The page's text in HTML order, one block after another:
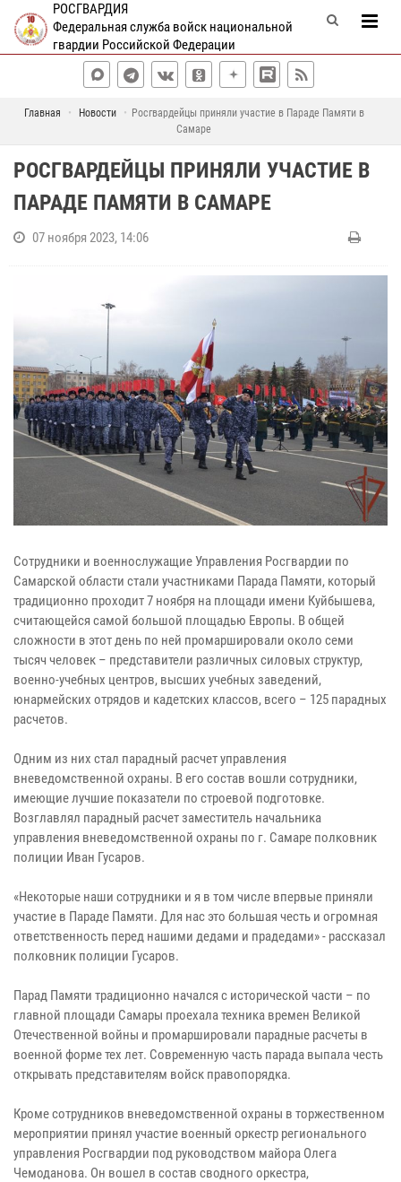
РОСГВАРДИЯ
Федеральная служба войск национальной
гвардии Российской Федерации
Главная Новости
Росгвардейцы приняли участие в Параде Памяти в
Самаре
РОСГВАРДЕЙЦЫ ПРИНЯЛИ УЧАСТИЕ В
ПАРАДЕ ПАМЯТИ В САМАРЕ
07 ноября 2023, 14:06
Сотрудники и военнослужащие Управления Росгвардии по
Самарской области стали участниками Парада Памяти, который
традиционно проходит 7 ноября на площади имени Куйбышева,
считающейся самой большой площадью Европы. В общей
сложности в этот день по ней промаршировали около семи
тысяч человек – представители различных силовых структур,
военно-учебных центров, высших учебных заведений,
юнармейских отрядов и кадетских классов, всего – 125 парадных
расчетов.
Одним из них стал парадный расчет управления
вневедомственной охраны. В его состав вошли сотрудники,
имеющие лучшие показатели по строевой подготовке.
Возглавлял парадный расчет заместитель начальника
управления вневедомственной охраны по г. Самаре полковник
полиции Иван Гусаров.
«Некоторые наши сотрудники и я в том числе впервые приняли
участие в Параде Памяти. Для нас это большая честь и огромная
ответственность перед нашими дедами и прадедами» - рассказал
полковник полиции Гусаров.
Парад Памяти традиционно начался с исторической части – по
главной площади Самары проехала техника времен Великой
Отечественной войны и промаршировали парадные расчеты в
военной форме тех лет. Современную часть парада выпала честь
открывать представителям войск правопорядка.
Кроме сотрудников вневедомственной охраны в торжественном
мероприятии принял участие военный оркестр регионального
управления Росгвардии под руководством майора Олега
Чемоданова. Он вошел в состав сводного оркестра,